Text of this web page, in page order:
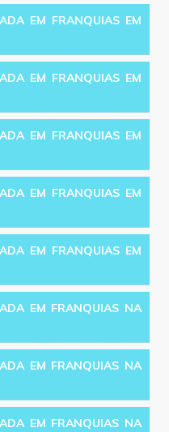
EM FRANQUIAS EM
EM FRANQUIAS EM
EM FRANQUIAS EM
EM FRANQUIAS EM
EM FRANQUIAS EM
EM FRANQUIAS NA
EM FRANQUIAS NA
EM FRANQUIAS NA